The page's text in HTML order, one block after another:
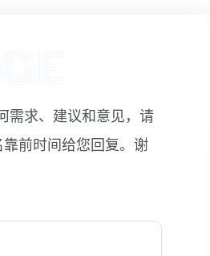
需求、建议和意见，请
前时间给您回复。谢